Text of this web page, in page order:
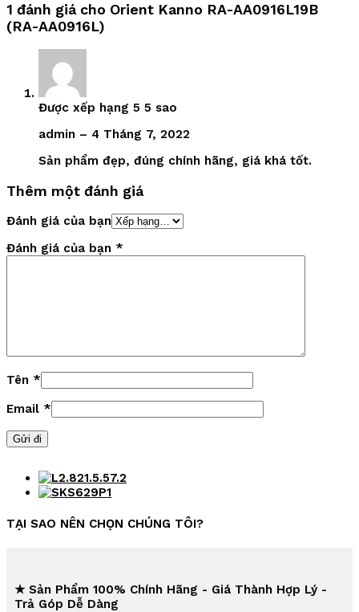
1 đánh giá cho Orient Kanno RA-AA0916L19B
(RA-AA0916L)
Được xếp hạng 5 5 sao
admin – 4 Tháng 7, 2022
Sản phẩm đẹp, đúng chính hãng, giá khá tốt.
Thêm một đánh giá
Đánh giá của bạn
Đánh giá của bạn *
Tên *
Email *
TẠI SAO NÊN CHỌN CHÚNG TÔI?
★ Sản Phẩm 100% Chính Hãng - Giá Thành Hợp Lý -
Trả Góp Dễ Dàng